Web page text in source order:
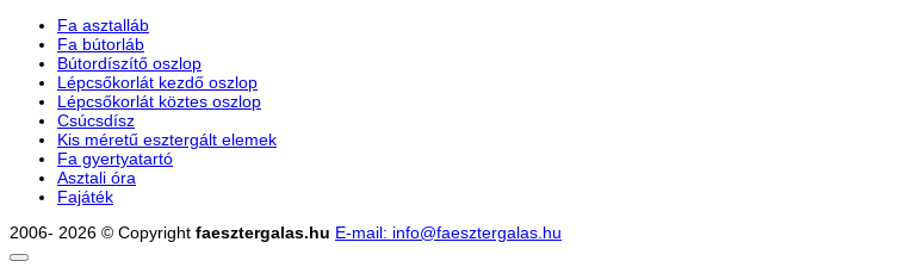
Fa asztalláb
Fa bútorláb
Bútordíszítő oszlop
Lépcsőkorlát kezdő oszlop
Lépcsőkorlát köztes oszlop
Csúcsdísz
Kis méretű esztergált elemek
Fa gyertyatartó
Asztali óra
Fajáték
2006- 2026 © Copyright faesztergalas.hu E-mail: info@faesztergalas.hu